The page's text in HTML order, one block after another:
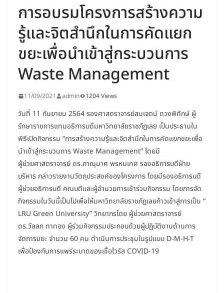
การอบรมโครงการสร้างความ
รู้และจิตสำนึกในการคัดแยก
ขยะเพื่อนำเข้าสู่กระบวนการ
Waste Management
11/09/2021 admin 1204 Views
วันที่ 11 กันยายน 2564 รองศาสตราจารย์สมเจตน์ ดวงพิทักษ์ ผู้
รักษาราชการแทนอธิการบดีมหาวิทยาลัยราชภัฏเลย เป็นประธานใน
พิธีเปิดกิจกรรม “การสร้างความรู้และจิตสำนึกในการคัดแยกขยะเพื่อ
นำเข้าสู่กระบวนการ Waste Management” โดยมี
ผู้ช่วยศาสตราจารย์ ดร.ภาณุมาศ พรหมเทศ รองอธิการบดีฝ่าย
บริหาร กล่าวรายงานวัตถุประสงค์ของโครงการ โดยมีรองอธิการบดี
ผู้ช่วยอธิการบดี คณบดีและผู้อำนวยการเข้าร่วมกิจกรรม โดยการจัด
กิจกรรมในวันนี้เป็นไปเพื่อให้มหาวิทยาลัยราชภัฏเลยก้าวเข้าสู่การเป็น “
LRU Green University” วิทยากรโดย ผู้ช่วยศาสตราจารย์
ดร.วัลลภ ทาทอง ผู้ร่วมกิจกรรมประกอบด้วยผู้ปฏิบัติงานด้านการ
จัดการขยะ จำนวน 60 คน ดำเนินการประชุมในรูปแบบ D-M-H-T
เพื่อป้องกันการแพร่ระบาดของเชื้อไวรัส COVID-19